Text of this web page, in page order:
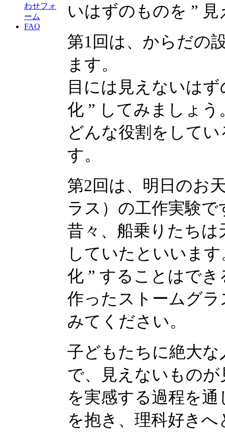
わせフォ
ーム
FAQ
いはずのものを ”
第1回は、からだの
ます。
目には見えないは
化 ” してみましょ
どんな役割をして
す。
第2回は、明日のお
ラス）の工作実験で
昔々、船乗りたち
していたといいま
化 ” することはで
作ったストームグ
みてください。
子どもたちに絶大
で、見えないもの
を実感する過程を
を抱き、理科好き